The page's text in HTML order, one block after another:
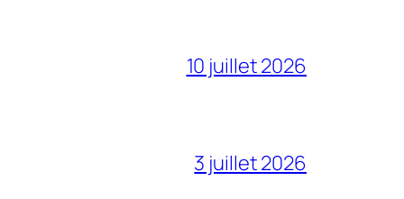
10 juillet 2026
3 juillet 2026